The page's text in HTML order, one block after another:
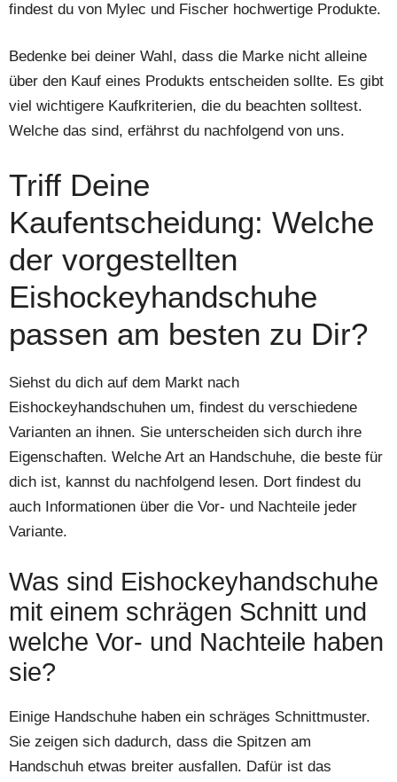
findest du von Mylec und Fischer hochwertige Produkte.
Bedenke bei deiner Wahl, dass die Marke nicht alleine
über den Kauf eines Produkts entscheiden sollte. Es gibt
viel wichtigere Kaufkriterien, die du beachten solltest.
Welche das sind, erfährst du nachfolgend von uns.
Triff Deine
Kaufentscheidung: Welche
der vorgestellten
Eishockeyhandschuhe
passen am besten zu Dir?
Siehst du dich auf dem Markt nach
Eishockeyhandschuhen um, findest du verschiedene
Varianten an ihnen. Sie unterscheiden sich durch ihre
Eigenschaften. Welche Art an Handschuhe, die beste für
dich ist, kannst du nachfolgend lesen. Dort findest du
auch Informationen über die Vor- und Nachteile jeder
Variante.
Was sind Eishockeyhandschuhe
mit einem schrägen Schnitt und
welche Vor- und Nachteile haben
sie?
Einige Handschuhe haben ein schräges Schnittmuster.
Sie zeigen sich dadurch, dass die Spitzen am
Handschuh etwas breiter ausfallen. Dafür ist das